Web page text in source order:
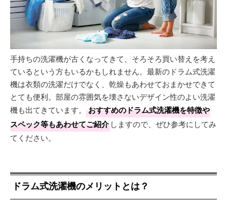
手持ちの洗濯機が古くなってきて、そろそろ買い替えを考え
ているという方もいるかもしれません。最新のドラム式洗濯
機は衣類の洗濯だけでなく、乾燥もあわせておまかせできて
とても便利。部屋の雰囲気を壊さないデザイン性のよい洗濯
機も出てきています。
おすすめのドラム式洗濯機を特徴や
スペック等もあわせてご紹介 しますので、ぜひ参考にしてみ
てください。
ドラム式洗濯機のメリットとは？